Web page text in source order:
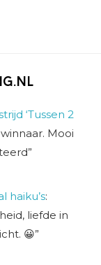
‘Tussen 2
Mooi
”
haiku’s:
liefde in
😀”